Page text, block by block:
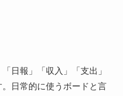
日報」「収入」「支出」
日常的に使うボードと言